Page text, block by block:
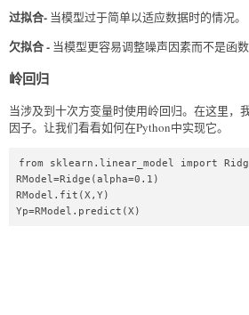
过拟合- 当模型过于简单以适应数据时的情况。
欠拟合 - 当模型更容易调整噪声因素而不是函数
岭回归
当涉及到十次方变量时使用岭回归。在这里，
因子。让我们看看如何在Python中实现它。
from sklearn.linear_model import
RModel=Ridge(alpha=0.1)
RModel.fit(X,Y)
Yp=RModel.predict(X)